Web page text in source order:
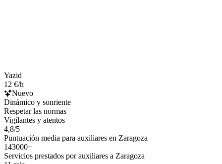
Yazid
12 €/h
Nuevo
Dinámico y sonriente
Respetar las normas
Vigilantes y atentos
4,8/5
Puntuación media para auxiliares en Zaragoza
143000+
Servicios prestados por auxiliares a Zaragoza